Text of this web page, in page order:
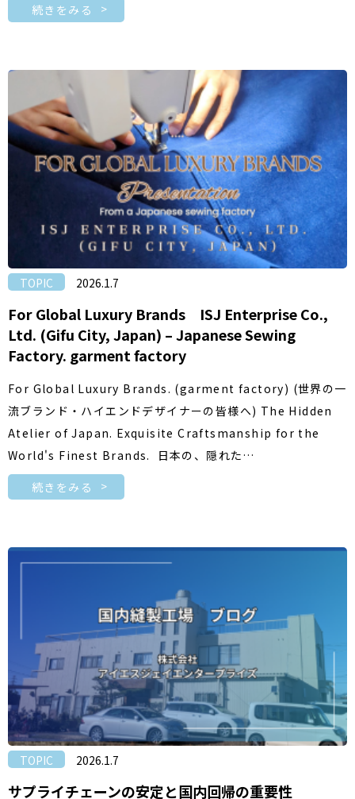
続きをみる
TOPIC 2026.1.7
For Global Luxury Brands ISJ Enterprise Co.,
Ltd. (Gifu City, Japan) – Japanese Sewing
Factory. garment factory
For Global Luxury Brands. (garment factory) (世界の一
流ブランド・ハイエンドデザイナーの皆様へ) The Hidden
Atelier of Japan. Exquisite Craftsmanship for the
World's Finest Brands. 日本の、隠れた…
続きをみる
TOPIC 2026.1.7
サプライチェーンの安定と国内回帰の重要性